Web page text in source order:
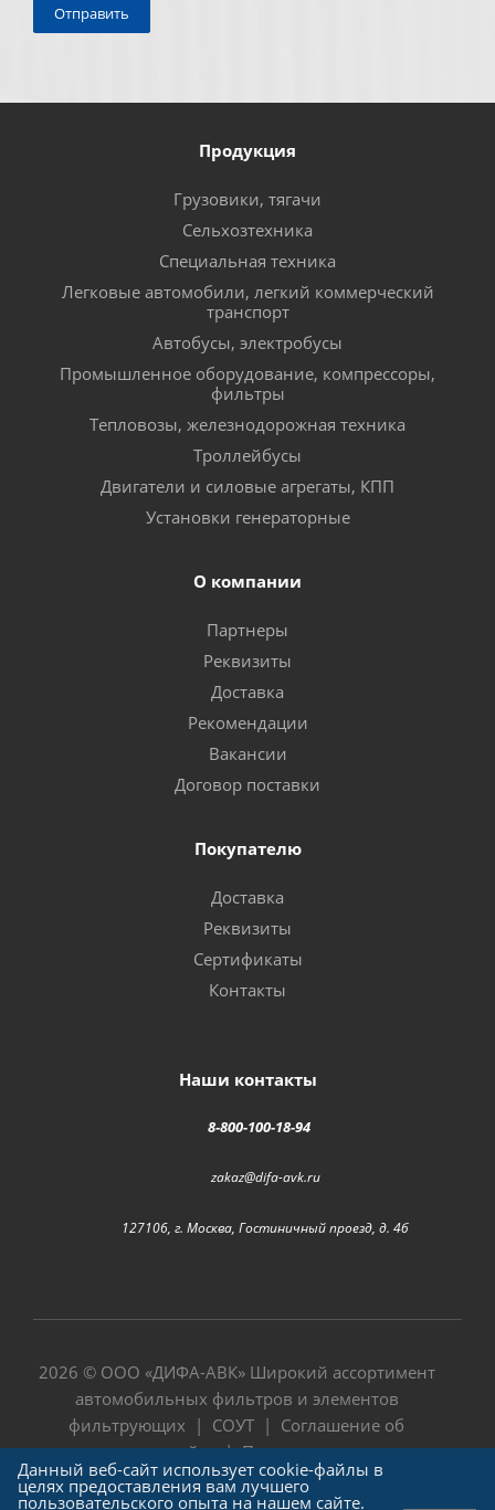
Продукция
Грузовики, тягачи
Сельхозтехника
Специальная техника
Легковые автомобили, легкий коммерческий
транспорт
Автобусы, электробусы
Промышленное оборудование, компрессоры,
фильтры
Тепловозы, железнодорожная техника
Троллейбусы
Двигатели и силовые агрегаты, КПП
Установки генераторные
О компании
Партнеры
Реквизиты
Доставка
Рекомендации
Вакансии
Договор поставки
Покупателю
Доставка
Реквизиты
Сертификаты
Контакты
Наши контакты
8-800-100-18-94
zakaz@difa-avk.ru
127106, г. Москва, Гостиничный проезд, д. 4б
2026 © ООО «ДИФА-АВК» Широкий ассортимент
автомобильных фильтров и элементов
фильтрующих | СОУТ | Соглашение об
использовании сайта|Политика в отношении
обработки персональных данных
Данный веб-сайт использует cookie-файлы в
целях предоставления вам лучшего
пользовательского опыта на нашем сайте.